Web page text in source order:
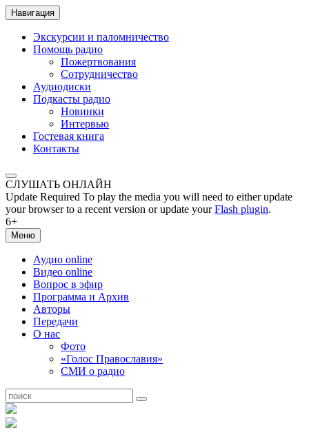
Навигация
Экскурсии и паломничество
Помощь радио
Пожертвования
Сотрудничество
Аудиодиски
Подкасты радио
Новинки
Интервью
Гостевая книга
Контакты
СЛУШАТЬ ОНЛАЙН
Update Required To play the media you will need to either update
your browser to a recent version or update yourFlash plugin.
6+
Меню
Аудио online
Видео online
Вопрос в эфир
Программа и Архив
Авторы
Передачи
О нас
Фото
«Голос Православия»
СМИ о радио